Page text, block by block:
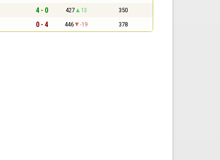
4 - 0 427 13 350
0 - 4 446 -19 378